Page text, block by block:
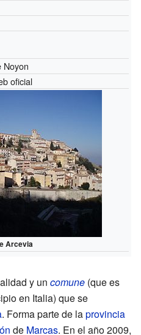
Noyon
oficial
Arcevia
y un comune (que es
en Italia) que se
. Forma parte de laprovincia
de Marcas. En el año 2009,